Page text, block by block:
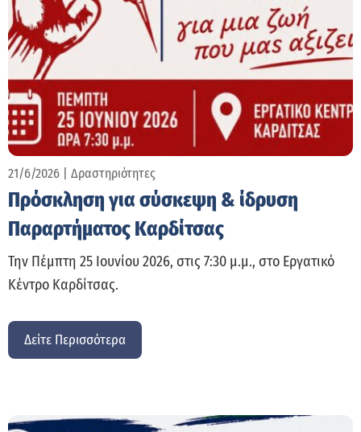
Πρόσκληση για σύσκεψη & ίδρυση
Παραρτήματος Καρδίτσας
Την Πέμπτη 25 Ιουνίου 2026, στις 7:30 μ.μ., στο Εργατικό
Κέντρο Καρδίτσας.
Δείτε Περισσότερα
21/6/2026 Δραστηριότητες